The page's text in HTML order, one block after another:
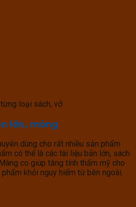
loại sách, vở
lớn, mỏng
dùng cho rất nhiều sản phẩm
có thể là các tài liệu bản lớn, sách
co giúp tăng tính thẩm mỹ cho
khỏi nguy hiểm từ bên ngoài.